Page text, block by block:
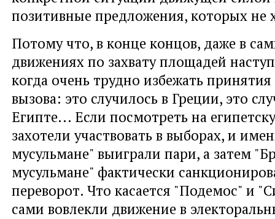
позитивные предложения, которых не
Потому что, в конце концов, даже в
движениях по захвату площадей
когда очень трудно избежать принятия
вызова: это случилось в Греции, это
Египте... Если посмотреть на
захотели участвовать в выборах, и
мусульмане" выиграли пари, а затем
мусульмане" фактически
переворот. Что касается "Подемос" и
сами вовлекли движение в